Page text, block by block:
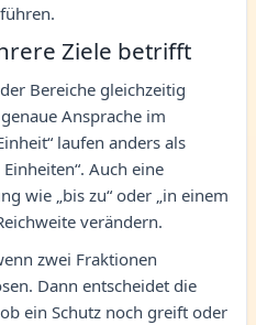
Ziele betrifft
Bereiche gleichzeitig
Ansprache im
laufen anders als
Auch eine
wie „bis zu“ oder „in einem
verändern.
zwei Fraktionen
Dann entscheidet die
ein Schutz noch greift oder